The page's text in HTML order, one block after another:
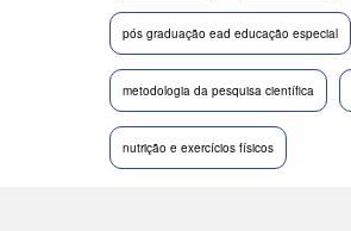
pós graduação ead educação especial
metodologia da pesquisa científica
nutrição e exercícios físicos